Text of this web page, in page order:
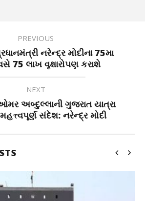
PREVIOUS
નરેન્દ્ર મોદીના 75મા
75 લાખ વૃક્ષારોપણ કરાશે
NEXT
અબ્દુલ્લાની ગુજરાત યાત્રા
સંદેશ: નરેન્દ્ર મોદી